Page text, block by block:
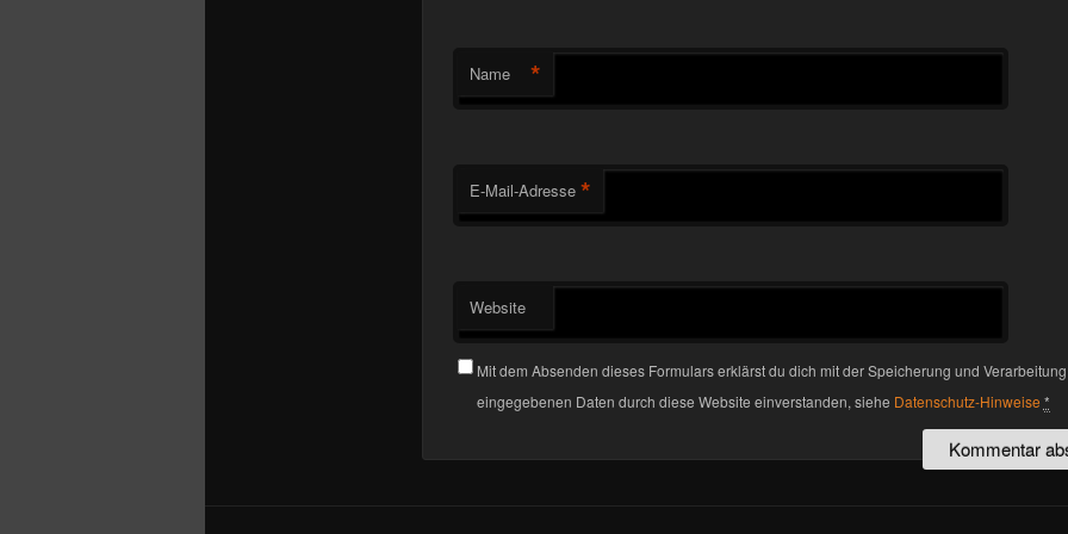
Name *
E-Mail-Adresse *
Website
Mit dem Absenden dieses Formulars erklärst du dich mit der Speicherung und
eingegebenen Daten durch diese Website einverstanden, siehe Datenschutz-Hinweise *